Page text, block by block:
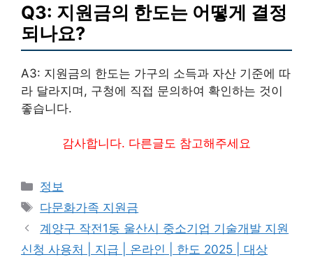
Q3: 지원금의 한도는 어떻게 결정
되나요?
A3: 지원금의 한도는 가구의 소득과 자산 기준에 따
라 달라지며, 구청에 직접 문의하여 확인하는 것이
좋습니다.
감사합니다. 다른글도 참고해주세요
카
테
리
정보
태
그
다문화가족 지원금
계양구 작전1동 울산시 중소기업 기술개발 지원
신청 사용처 | 지급 | 온라인 | 한도 2025 | 대상